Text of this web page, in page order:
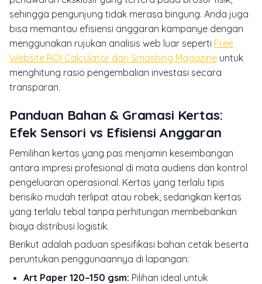
sehingga pengunjung tidak merasa bingung. Anda juga
bisa memantau efisiensi anggaran kampanye dengan
menggunakan rujukan analisis web luar seperti Free
Website ROI Calculator dari Smashing Magazine untuk
menghitung rasio pengembalian investasi secara
transparan.
Panduan Bahan & Gramasi Kertas:
Efek Sensori vs Efisiensi Anggaran
Pemilihan kertas yang pas menjamin keseimbangan
antara impresi profesional di mata audiens dan kontrol
pengeluaran operasional. Kertas yang terlalu tipis
berisiko mudah terlipat atau robek, sedangkan kertas
yang terlalu tebal tanpa perhitungan membebankan
biaya distribusi logistik.
Berikut adalah paduan spesifikasi bahan cetak beserta
peruntukan penggunaannya di lapangan:
Art Paper 120–150 gsm: Pilihan ideal untuk